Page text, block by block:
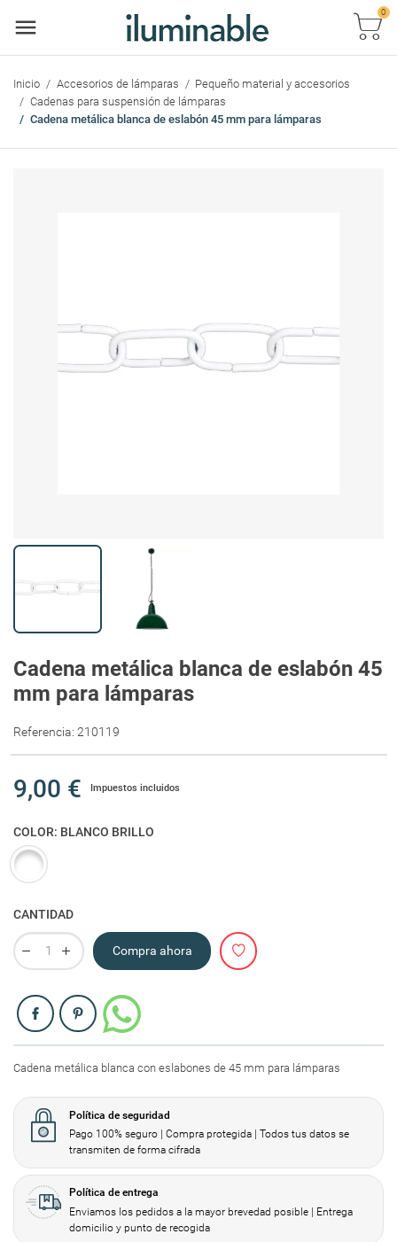
0
Inicio Accesorios de lámparas
Pequeño material y accesorios
Cadenas para suspensión de lámparas
Cadena metálica blanca de eslabón 45 mm para lámparas
Cadena metálica blanca de eslabón 45
mm para lámparas
Referencia: 210119
9,00 € Impuestos incluidos
COLOR: BLANCO BRILLO
Blanco brillo
CANTIDAD
Compra ahora
Compartir
Cadena metálica blanca con eslabones de 45 mm para lámparas
Política de seguridad
Pago 100% seguro | Compra protegida | Todos tus datos se
transmiten de forma cifrada
Política de entrega
Enviamos los pedidos a la mayor brevedad posible | Entrega
domicilio y punto de recogida
Crear lista de deseos
Iniciar sesión